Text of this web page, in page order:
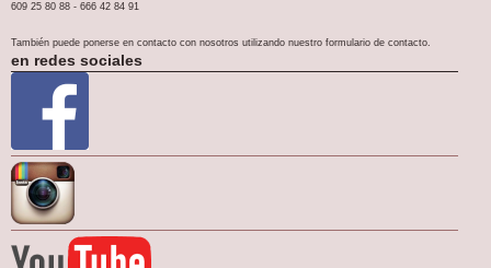
609 25 80 88 - 666 42 84 91
También puede ponerse en contacto con nosotros utilizando nuestro formulario de contacto.
en redes sociales